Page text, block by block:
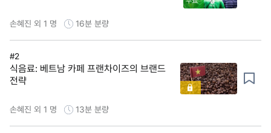
손혜진 외 1 명 16분 분량
#2
식음료: 베트남 카페 프랜차이즈의 브랜드
전략
손혜진 외 1 명 13분 분량